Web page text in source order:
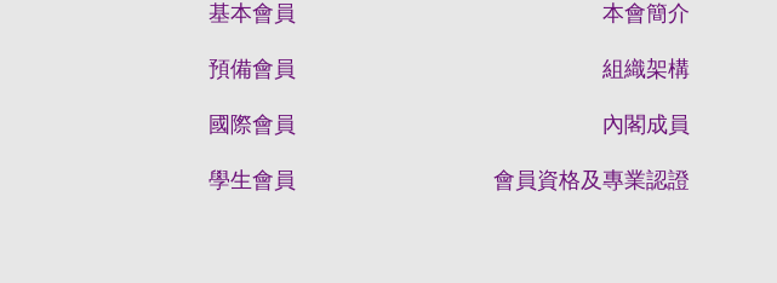
基本會員
預備會員
國際會員
學生會員
本會簡介
組織架構
內閣成員
會員資格及專業認證